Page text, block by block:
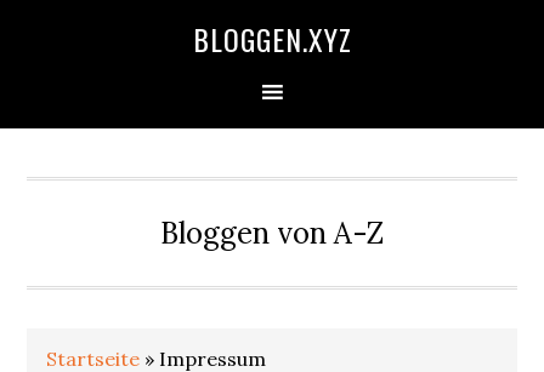
BLOGGEN.XYZ
Bloggen von A-Z
Startseite » Impressum